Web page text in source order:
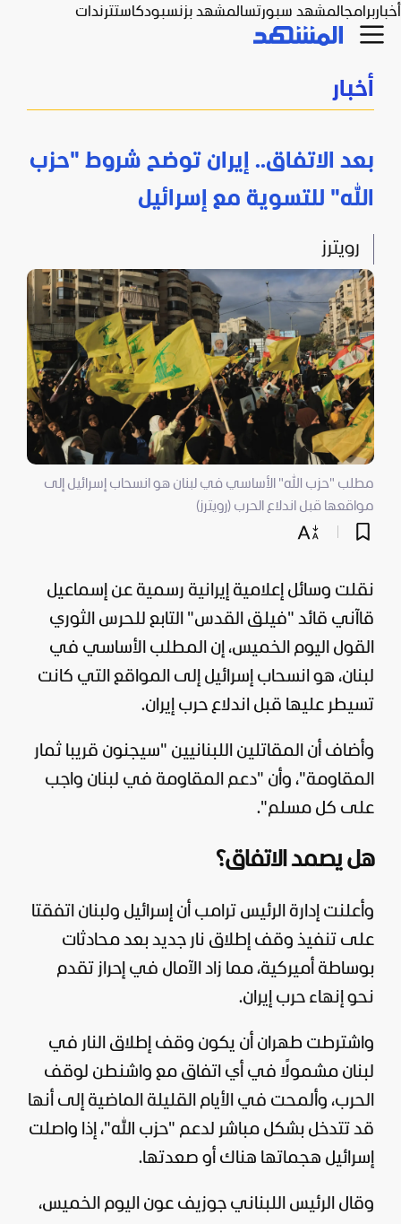
أخباربرامجالمشهد سبورتسالمشهد بزنسبودكاستترندات
أخبار
بعد الاتفاق.. إيران توضح شروط "حزب
الله" للتسوية مع إسرائيل
رويترز
مطلب "حزب الله" الأساسي في لبنان هو انسحاب إسرائيل إلى
مواقعها قبل اندلاع الحرب (رويترز)
نقلت وسائل إعلامية إيرانية رسمية عن إسماعيل
قاآني قائد "فيلق القدس" التابع للحرس الثوري
القول اليوم الخميس، إن المطلب الأساسي في
لبنان، هو انسحاب إسرائيل إلى المواقع التي كانت
تسيطر عليها قبل اندلاع حرب إيران.
وأضاف أن المقاتلين اللبنانيين "سيجنون قريبا ثمار
المقاومة"، وأن "دعم المقاومة في لبنان واجب
على كل مسلم".
هل يصمد الاتفاق؟
وأعلنت إدارة الرئيس ترامب أن إسرائيل ولبنان اتفقتا
على تنفيذ وقف إطلاق نار جديد بعد محادثات
بوساطة أميركية، مما زاد الآمال في إحراز تقدم
نحو إنهاء حرب إيران.
واشترطت طهران أن يكون وقف إطلاق النار في
لبنان مشمولًا في أي اتفاق مع واشنطن لوقف
الحرب، وألمحت في الأيام القليلة الماضية إلى أنها
قد تتدخل بشكل مباشر لدعم "حزب الله"، إذا واصلت
إسرائيل هجماتها هناك أو صعدتها.
وقال الرئيس اللبناني جوزيف عون اليوم الخميس،